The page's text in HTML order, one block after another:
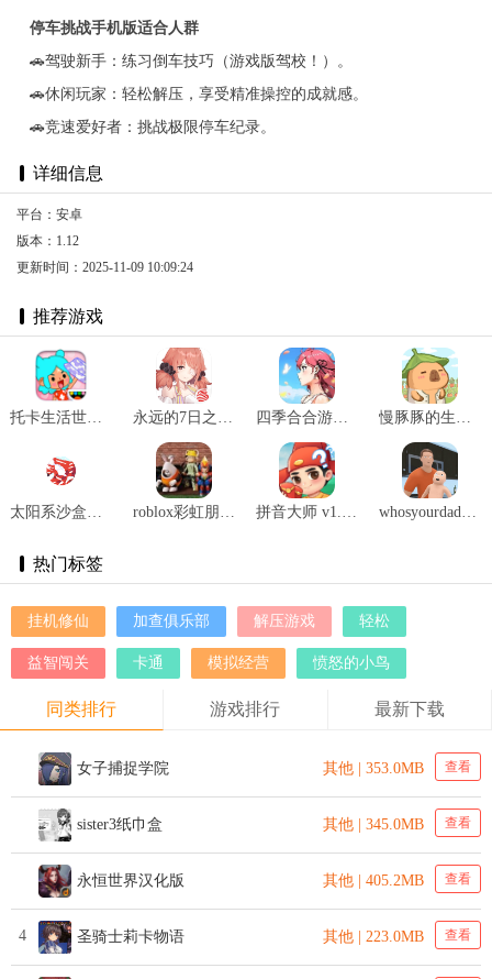
停车挑战手机版适合人群
🚗驾驶新手：练习倒车技巧（游戏版驾校！）。
🚗休闲玩家：轻松解压，享受精准操控的成就感。
🚗竞速爱好者：挑战极限停车纪录。
详细信息
平台：安卓
版本：1.12
更新时间：2025-11-09 10:09:24
推荐游戏
托卡生活世界全解锁版本2025 v1.72 永远的7日之都官网版 v1.96.455 四季合合游戏最新版 v1.1.3 慢豚豚的生活2025最新版 v1.0.4
太阳系沙盒游戏 v1.0 roblox彩虹朋友手机版 v2.665.684 拼音大师 v1.0.7 whosyourdaddy v1.1
热门标签
挂机修仙 加查俱乐部 解压游戏 轻松
益智闯关 卡通 模拟经营 愤怒的小鸟
同类排行 游戏排行 最新下载
女子捕捉学院 其他 | 353.0MB 查看
sister3纸巾盒 其他 | 345.0MB 查看
永恒世界汉化版 其他 | 405.2MB 查看
4 圣骑士莉卡物语 其他 | 223.0MB 查看